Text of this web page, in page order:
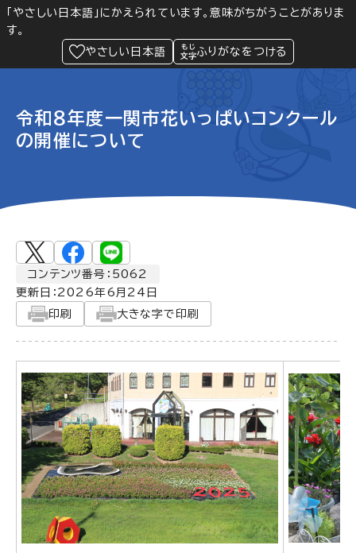
「やさしい日本語」にかえられています。意味がちがうことがありま
す。
やさしい日本語
ふりがなをつける
Language 閲覧支援
緊急情報
令和８年度一関市花いっぱいコンクール
の開催について
コンテンツ番号：5062
更新日： 2026年6月24日
印刷
大きな字で印刷